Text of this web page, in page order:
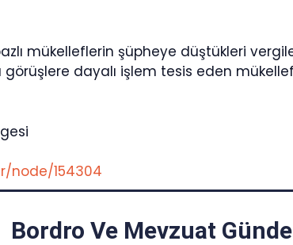
mükelleflerin şüpheye düştükleri
görüşlere dayalı işlem tesis eden
node/154304
Bordro Ve Mevzuat